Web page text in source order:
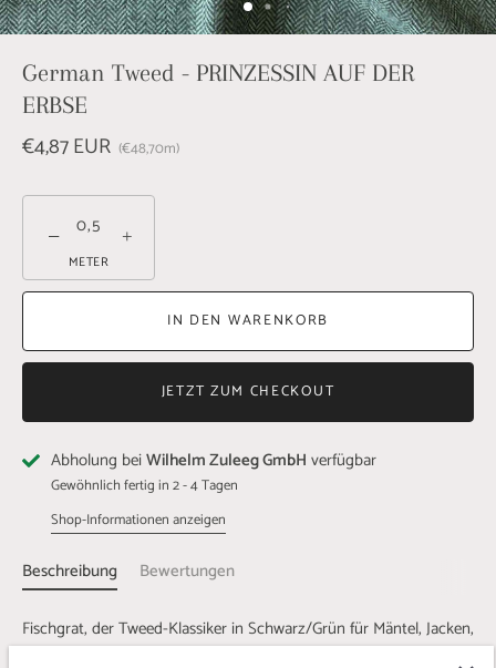
German Tweed - PRINZESSIN AUF DER
ERBSE
€4,87 EUR €48,70m
−
METER
+
IN DEN WARENKORB
JETZT ZUM CHECKOUT
Abholung beiWilhelm Zuleeg GmbH verfügbar
Gewöhnlich fertig in 2 - 4 Tagen
Shop-Informationen anzeigen
Beschreibung Bewertungen
Fischgrat, der Tweed-Klassiker in Schwarz/Grün für Mäntel, Jacken,
Blazer, Caps, Hüte, Ponchos oder Tuniken.